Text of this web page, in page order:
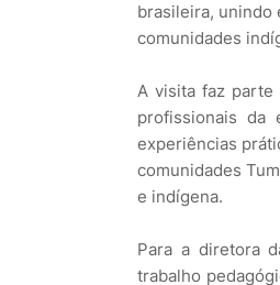
brasileira, unindo
comunidades
A visita faz parte
profissionais da
experiências
comunidades
e indígena.
Para a diretora
trabalho